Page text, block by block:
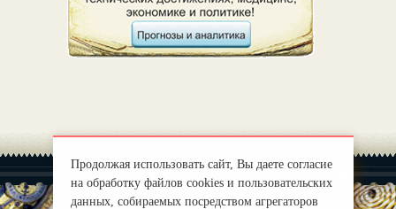
Продолжая использовать сайт, Вы даете согласие
на обработку файлов cookies и пользовательских
данных, собираемых посредством агрегаторов